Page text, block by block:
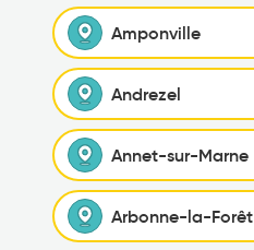
Amponville
Andrezel
Annet-sur-Marne
Arbonne-la-Forêt